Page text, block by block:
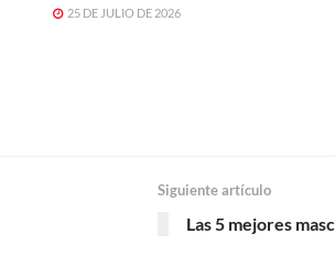
25 DE JULIO DE 2026
Siguiente artículo
Las 5 mejores